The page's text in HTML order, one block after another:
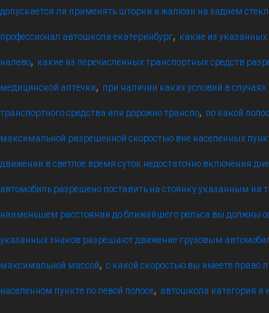
допускается ли применять шторки и жалюзи на заднем
профессионал автошкола екатеринбург, какие из
налево, какие из перечисленных транспортных средств
медицинской аптечки, при наличии каких условий в
транспортного средства или дорожно транспо, по какой
максимальной разрешенной скоростью вне населенных
движении в светлое время суток недостаточно включения
автомобиль разрешено поставить на стоянку указанным на
наименьшем расстоянии до ближайшего рельса вы должны
указанных знаков разрешают движение грузовым
максимальной массой, с какой скоростью вы имеете право
населенном пункте по левой полосе, автошкола категория а